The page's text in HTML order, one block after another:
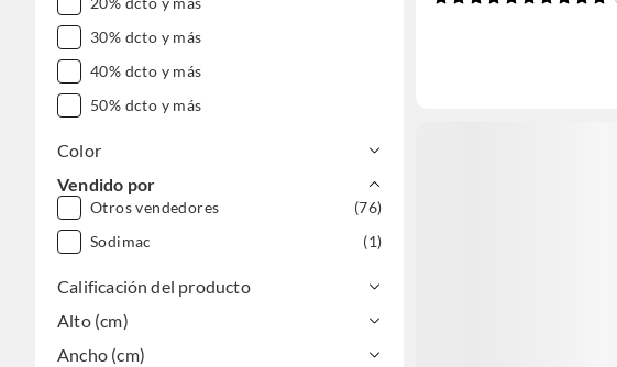
30% dcto y más
40% dcto y más
50% dcto y más
Color
Vendido por
Otros vendedores
(76)
Sodimac
(1)
Calificación del producto
Alto (cm)
Ancho (cm)